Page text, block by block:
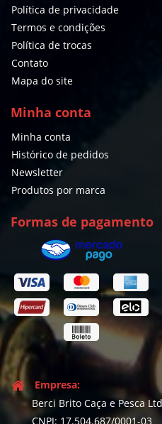
Política de privacidade
Termos e condições
Política de trocas
Contato
Mapa do site
Minha conta
Minha conta
Histórico de pedidos
Newsletter
Produtos por marca
Formas de pagamento
Empresa:
Berci Brito Caça e Pesca
CNPJ: 17.504.687/0001-03